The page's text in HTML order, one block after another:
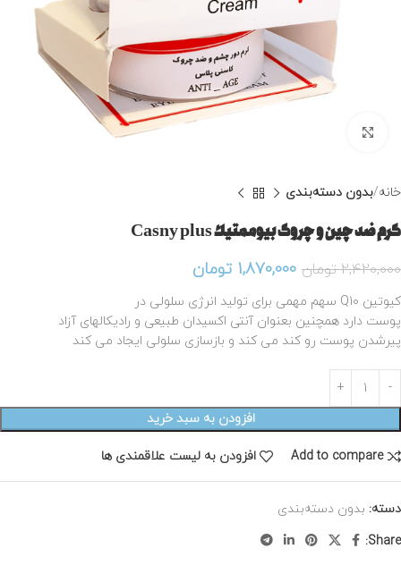
خانه بدون دسته‌بندی
کرم ضد چین و چروک بيوممتيك Casny plus
2,420,000 تومان 1,870,000 تومان
كيوتين Q10 سهم مهمی برای توليد انرژی سلولی در
پوست دارد همچنين بعنوان آنتی اکسيدان طبيعى و راديکالهای آزاد
پيرشدن پوست رو كند مى كند و بازسازى سلولى ايجاد مى كند
افزودن به سبد خرید
Add to compare افزودن به لیست علاقمندی ها
دسته: بدون دسته‌بندی
Share: